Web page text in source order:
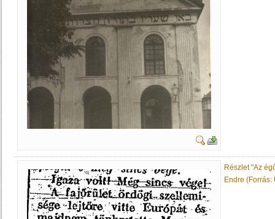
Részlet "Az
Endre (Forrás: